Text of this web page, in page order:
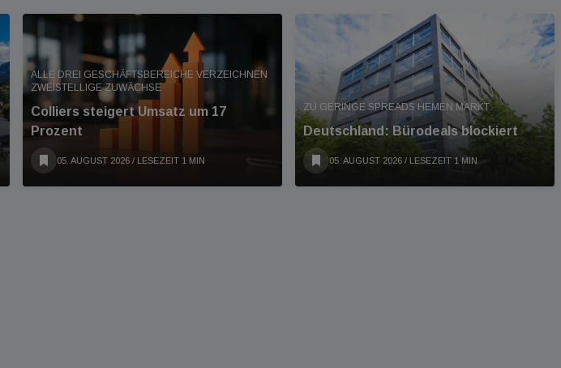
ALLE DREI GESCHÄFTSBEREICHE VERZEICHNEN
ZWEISTELLIGE ZUWÄCHSE
Colliers steigert Umsatz um 17
Prozent
05. AUGUST 2026 / LESEZEIT 1 MIN
ZU GERINGE SPREADS HEMEN MARKT
Deutschland: Bürodeals blockiert
05. AUGUST 2026 / LESEZEIT 1 MIN